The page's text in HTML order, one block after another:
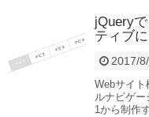
jQuery
ティブ
2017/
Webサイ
ルナビゲ
1から制作